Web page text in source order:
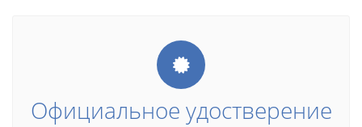
Официальное удостверение